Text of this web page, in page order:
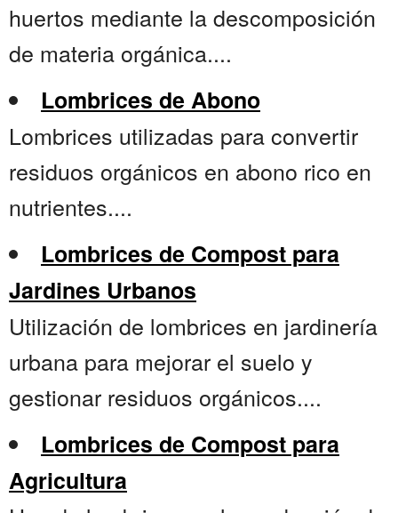
huertos mediante la descomposición
de materia orgánica....
Lombrices de Abono
Lombrices utilizadas para convertir
residuos orgánicos en abono rico en
nutrientes....
Lombrices de Compost para
Jardines Urbanos
Utilización de lombrices en jardinería
urbana para mejorar el suelo y
gestionar residuos orgánicos....
Lombrices de Compost para
Agricultura